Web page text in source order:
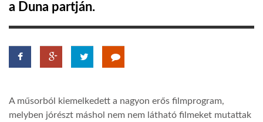
HÍR3D
AFRIKA TUDÁSTÁR
a Duna partján.
A műsorból kiemelkedett a nagyon erős filmprogram,
melyben jórészt máshol nem nem látható filmeket mutattak